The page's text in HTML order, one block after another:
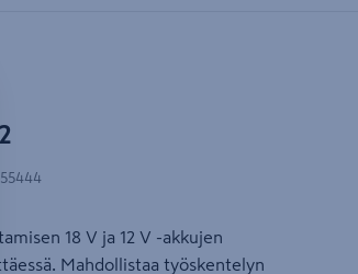
18 V ja 12 V -akkujen
Mahdollistaa työskentelyn